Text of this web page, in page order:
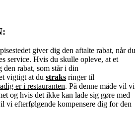
giver dig den aftalte rabat, når du
service. Hvis du skulle opleve, at et
rabat, som står i din
vigtigt at du straks ringer til
er i restauranten. På denne måde vil vi
og hvis det ikke kan lade sig gøre med
vi efterfølgende kompensere dig for den